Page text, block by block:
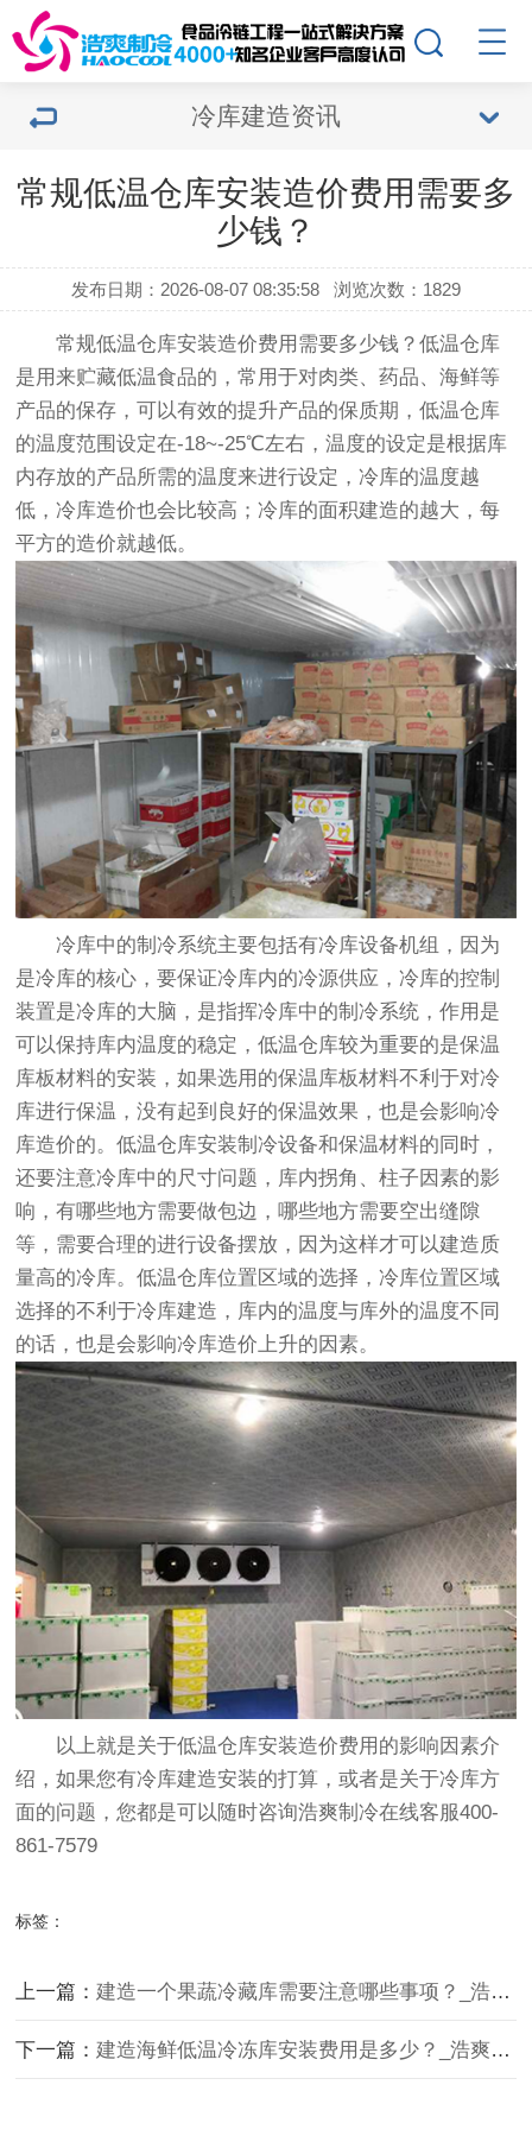
冷库建造资讯
常规低温仓库安装造价费用需要多
少钱？
发布日期：2026-08-07 08:35:58 浏览次数：1829
常规低温仓库安装造价费用需要多少钱？低温仓库
是用来贮藏低温食品的，常用于对肉类、药品、海鲜等
产品的保存，可以有效的提升产品的保质期，低温仓库
的温度范围设定在-18~-25℃左右，温度的设定是根据库
内存放的产品所需的温度来进行设定，冷库的温度越
低，冷库造价也会比较高；冷库的面积建造的越大，每
平方的造价就越低。
冷库中的制冷系统主要包括有冷库设备机组，因为
是冷库的核心，要保证冷库内的冷源供应，冷库的控制
装置是冷库的大脑，是指挥冷库中的制冷系统，作用是
可以保持库内温度的稳定，低温仓库较为重要的是保温
库板材料的安装，如果选用的保温库板材料不利于对冷
库进行保温，没有起到良好的保温效果，也是会影响冷
库造价的。低温仓库安装制冷设备和保温材料的同时，
还要注意冷库中的尺寸问题，库内拐角、柱子因素的影
响，有哪些地方需要做包边，哪些地方需要空出缝隙
等，需要合理的进行设备摆放，因为这样才可以建造质
量高的冷库。低温仓库位置区域的选择，冷库位置区域
选择的不利于冷库建造，库内的温度与库外的温度不同
的话，也是会影响冷库造价上升的因素。
以上就是关于低温仓库安装造价费用的影响因素介
绍，如果您有冷库建造安装的打算，或者是关于冷库方
面的问题，您都是可以随时咨询浩爽制冷在线客服400-
861-7579
标签：
上一篇：建造一个果蔬冷藏库需要注意哪些事项？_浩爽制冷
下一篇：建造海鲜低温冷冻库安装费用是多少？_浩爽制冷